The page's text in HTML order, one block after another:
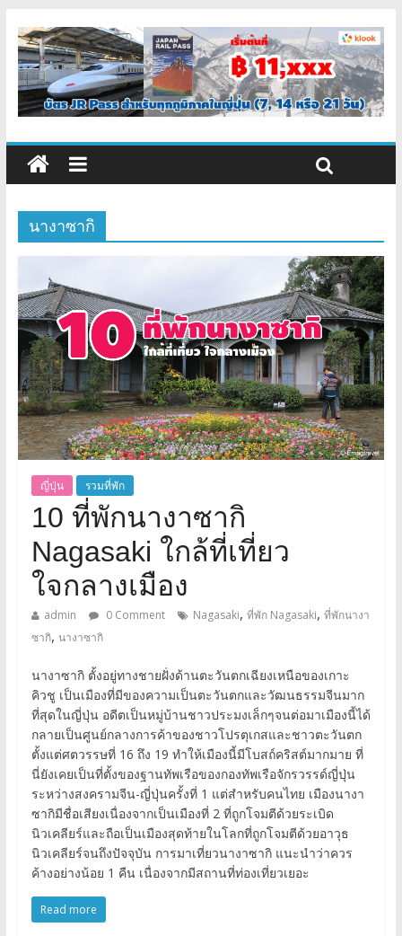
นางาซากิ
ญี่ปุ่น รวมที่พัก
10 ที่พักนางาซากิ
Nagasaki ใกล้ที่เที่ยว
ใจกลางเมือง
admin 0 Comment Nagasaki, ที่พัก Nagasaki, ที่พักนางา
ซากิ, นางาซากิ
นางาซากิ ตั้งอยู่ทางชายฝั่งด้านตะวันตกเฉียงเหนือของเกาะ
คิวชู เป็นเมืองที่มีของความเป็นตะวันตกและวัฒนธรรมจีนมาก
ที่สุดในญี่ปุ่น อดีตเป็นหมู่บ้านชาวประมงเล็กๆจนต่อมาเมืองนี้ได้
กลายเป็นศูนย์กลางการค้าของชาวโปรตุเกสและชาวตะวันตก
ตั้งแต่ศตวรรษที่ 16 ถึง 19 ทำให้เมืองนี้มีโบสถ์คริสต์มากมาย ที่
นี่ยังเคยเป็นที่ตั้งของฐานทัพเรือของกองทัพเรือจักรวรรด์ญี่ปุ่น
ระหว่างสงครามจีน-ญี่ปุ่นครั้งที่ 1 แต่สำหรับคนไทย เมืองนางา
ซากิมีชื่อเสียงเนื่องจากเป็นเมืองที่ 2 ที่ถูกโจมตีด้วยระเบิด
นิวเคลียร์และถือเป็นเมืองสุดท้ายในโลกที่ถูกโจมตีด้วยอาวุธ
นิวเคลียร์จนถึงปัจจุบัน การมาเที่ยวนางาซากิ แนะนำว่าควร
ค้างอย่างน้อย 1 คืน เนื่องจากมีสถานที่ท่องเที่ยวเยอะ
Read more